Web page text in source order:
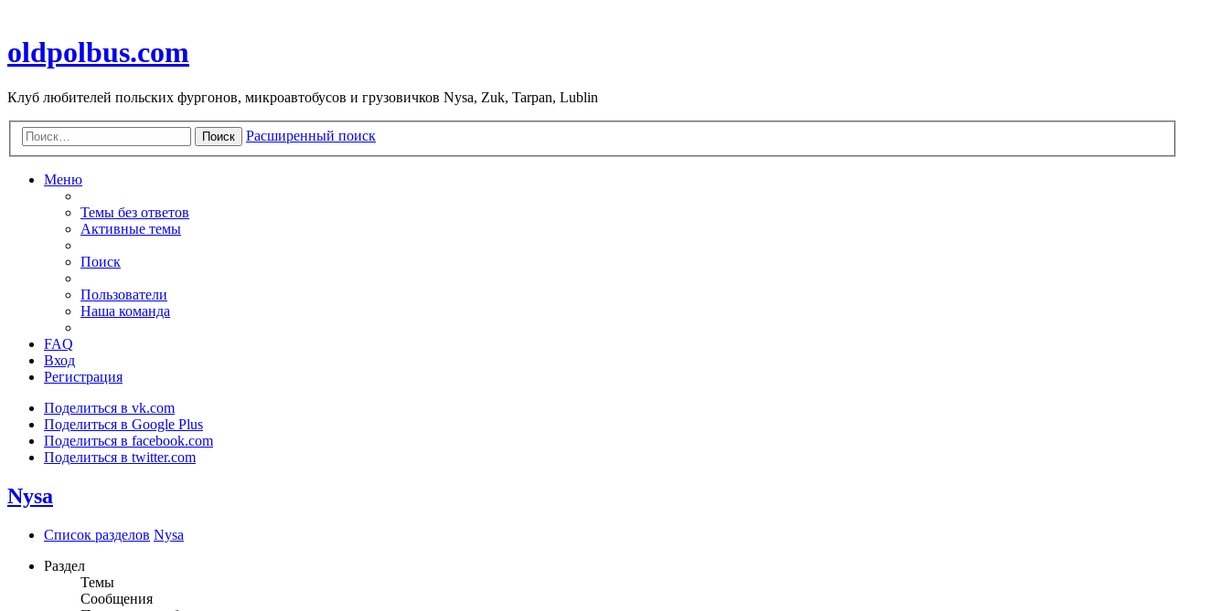
oldpolbus.com
Клуб любителей польских фургонов, микроавтобусов и грузовичков Nysa, Zuk, Tarpan, Lublin
Поиск Расширенный поиск
Меню
Темы без ответов
Активные темы
Поиск
Пользователи
Наша команда
FAQ
Вход
Регистрация
Поделиться в vk.com
Поделиться в Google Plus
Поделиться в facebook.com
Поделиться в twitter.com
Nysa
Список разделов Nysa
Раздел
Темы
Сообщения